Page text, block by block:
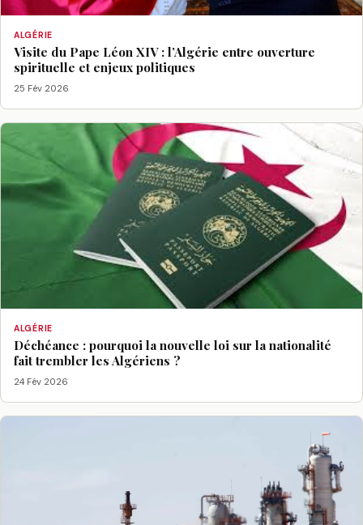
ALGÉRIE
Visite du Pape Léon XIV : l’Algérie entre ouverture
spirituelle et enjeux politiques
25 Fév 2026
ALGÉRIE
Déchéance : pourquoi la nouvelle loi sur la nationalité
fait trembler les Algériens ?
24 Fév 2026